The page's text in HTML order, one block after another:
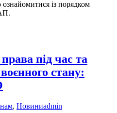
із порядком
під час та
стану:
, Новиниadmin